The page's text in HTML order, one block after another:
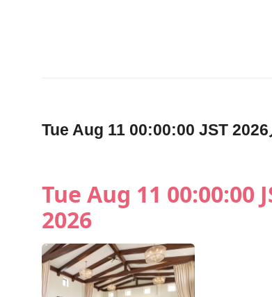
Tue Aug 11 00:00:00 JST
Tue Aug 11 00:00:00
2026